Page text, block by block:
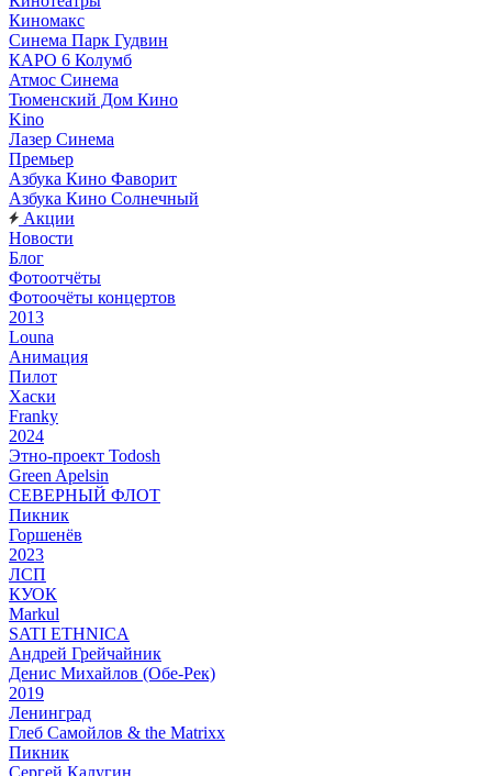
Киномакс
Синема Парк Гудвин
КАРО 6 Колумб
Атмос Синема
Тюменский Дом Кино
Kino
Лазер Синема
Премьер
Азбука Кино Фаворит
Азбука Кино Солнечный
Акции
Новости
Блог
Фотоотчёты
Фотоочёты концертов
2013
Louna
Анимация
Пилот
Хаски
Franky
2024
Этно-проект Todosh
Green Apelsin
СЕВЕРНЫЙ ФЛОТ
Пикник
Горшенёв
2023
ЛСП
КУОК
Markul
SATI ETHNICA
Андрей Грейчайник
Денис Михайлов (Обе-Рек)
2019
Ленинград
Глеб Самойлов & the Matrixx
Пикник
Сергей Калугин